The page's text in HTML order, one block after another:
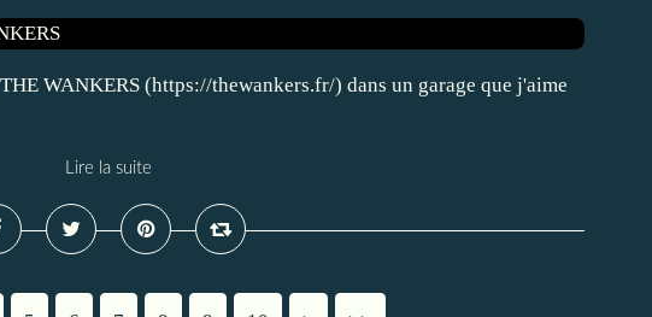
WANKERS (https://thewankers.fr/) dans un garage que j'aime
Lire la suite